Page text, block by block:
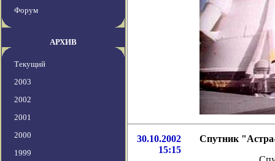
Форум
АРХИВ
Текущий
2003
2002
2001
2000
1999
30.10.2002
15:15
Спутник